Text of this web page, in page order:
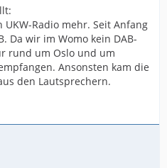
Radio mehr. Seit Anfang
Da wir im Womo kein DAB-
rund um Oslo und um
Ansonsten kam die
den Lautsprechern.